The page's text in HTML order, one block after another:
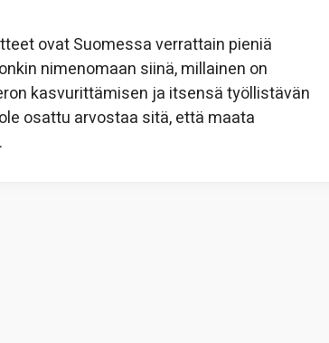
ovat Suomessa verrattain pieniä
nimenomaan siinä, millainen on
kasvurittämisen ja itsensä työllistävän
osattu arvostaa sitä, että maata